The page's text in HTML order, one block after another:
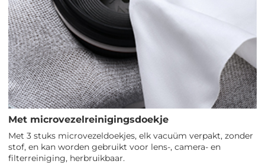
Met microvezelreinigingsdoekje
Met 3 stuks microvezeldoekjes, elk vacuüm verpakt, zonder
stof, en kan worden gebruikt voor lens-, camera- en
filterreiniging, herbruikbaar.